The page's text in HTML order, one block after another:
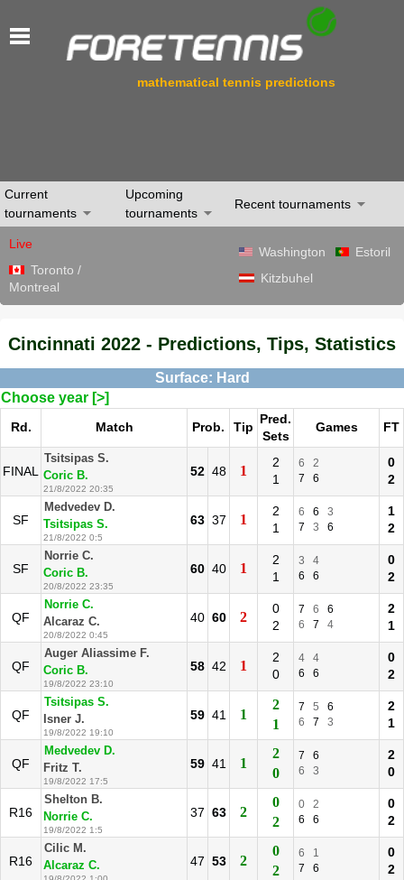
mathematical tennis predictions
Current
tournaments
Upcoming
tournaments
Recent tournaments
Live
Toronto /
Montreal
Washington
Estoril
Kitzbuhel
Cincinnati 2022 - Predictions, Tips, Statistics
Surface: Hard
Choose year [>]
Rd. Match Prob. Tip
Pred.
Sets
Games FT
FINAL
Tsitsipas S.
Coric B.
21/8/2022 20:35
52 48 1
2
1
6
2
7
6
0
2
SF
Medvedev D.
Tsitsipas S.
21/8/2022 0:5
63 37 1
2
1
6 6
3
7
3 6
1
2
SF
Norrie C.
Coric B.
20/8/2022 23:35
60 40 1
2
1
3
4
6
6
0
2
QF
Norrie C.
Alcaraz C.
20/8/2022 0:45
40 60 2
0
2
7 6
6
6
7 4
2
1
QF
Auger Aliassime F.
Coric B.
19/8/2022 23:10
58 42 1
2
0
4
4
6
6
0
2
QF
Tsitsipas S.
Isner J.
19/8/2022 19:10
59 41 1
2
1
7 5
6
6
7 3
2
1
QF
Medvedev D.
Fritz T.
19/8/2022 17:5
59 41 1
2
0
7
6
6
3
2
0
R16
Shelton B.
Norrie C.
19/8/2022 1:5
37 63 2
0
2
0
2
6
6
0
2
R16
Cilic M.
Alcaraz C.
47 53 2
0
2
6
1
7
6
0
2